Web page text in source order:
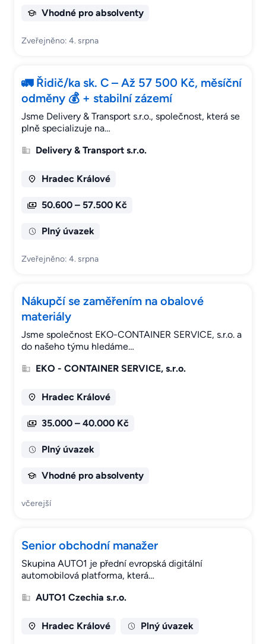
Vhodné pro absolventy
Zveřejněno: 4. srpna
🚛 Řidič/ka sk. C – Až 57 500 Kč, měsíční
odměny 💰 + stabilní zázemí
Jsme Delivery & Transport s.r.o., společnost, která se
plně specializuje na…
Delivery & Transport s.r.o.
Hradec Králové
50.600 – 57.500 Kč
Plný úvazek
Zveřejněno: 4. srpna
Nákupčí se zaměřením na obalové
materiály
Jsme společnost EKO-CONTAINER SERVICE, s.r.o. a
do našeho týmu hledáme…
EKO - CONTAINER SERVICE, s.r.o.
Hradec Králové
35.000 – 40.000 Kč
Plný úvazek
Vhodné pro absolventy
včerejší
Senior obchodní manažer
Skupina AUTO1 je přední evropská digitální
automobilová platforma, která…
AUTO1 Czechia s.r.o.
Hradec Králové Plný úvazek